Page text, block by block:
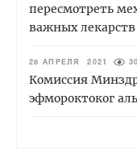
пересмотреть
важных лекарств
28 АПРЕЛЯ 2021
Комиссия
эфмороктоког